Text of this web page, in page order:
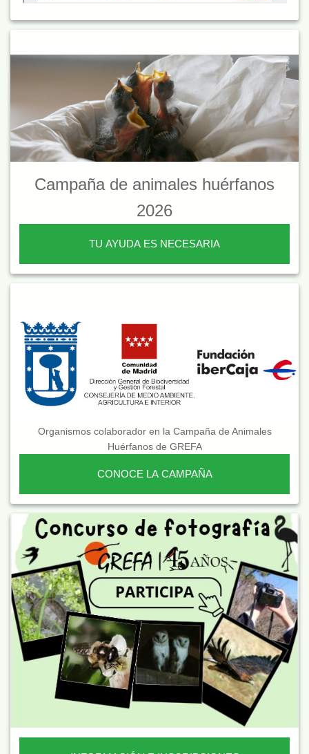
Campaña de animales huérfanos
2026
TU AYUDA ES NECESARIA
Organismos colaborador en la Campaña de Animales
Huérfanos de GREFA
CONOCE LA CAMPAÑA